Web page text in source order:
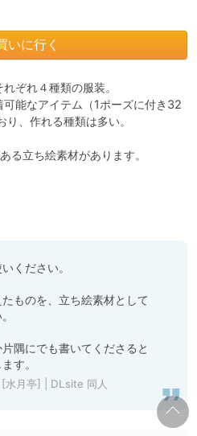
いに行く
ぞれ４種類の服装。
能なアイテム（1ポーズに付き32
、作れる種類は多い。
る立ち絵素材があります。
ください。
ものを、立ち絵素材として
隅にでも書いてくださると
す。
[水月亭] | DLsite 同人